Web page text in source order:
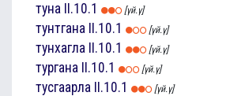
туна II.10.1 [үй.ү]
тунтгана II.10.1 [үй.ү]
тунхагла II.10.1 [үй.ү]
тургана II.10.1 [үй.ү]
тусгаарла II.10.1 [үй.ү]